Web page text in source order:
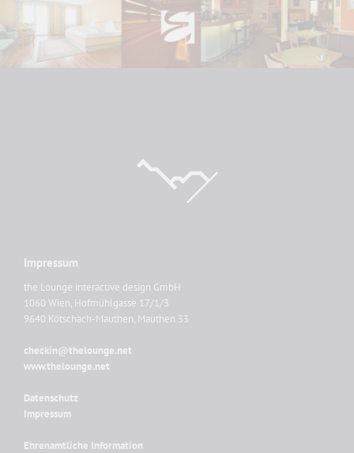
Impressum
the Lounge interactive design GmbH
1060 Wien, Hofmühlgasse 17/1/3
9640 Kötschach-Mauthen, Mauthen 33
checkin@thelounge.net
www.thelounge.net
Datenschutz
Impressum
Ehrenamtliche Information